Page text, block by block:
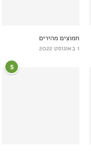
חמוצים מהירים
1 באוגוסט 2022
5